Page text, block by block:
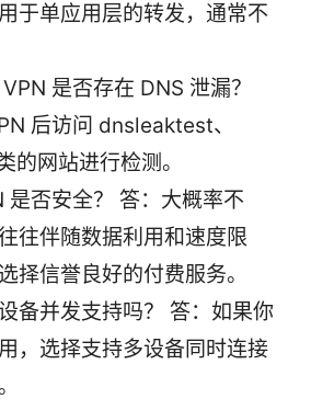
于单应用层的转发，通常不
是否存在 DNS 泄漏？
后访问 dnsleaktest、
的网站进行检测。
是否安全？ 答：大概率不
往伴随数据利用和速度限
择信誉良好的付费服务。
备并发支持吗？ 答：如果你
，选择支持多设备同时连接